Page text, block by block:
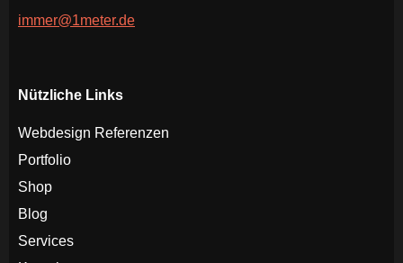
immer@1meter.de
Nützliche Links
Webdesign Referenzen
Portfolio
Shop
Blog
Services